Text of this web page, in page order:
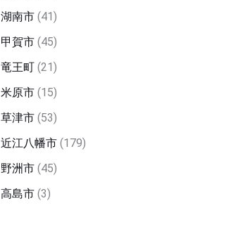
湖南市 (41)
甲賀市 (45)
竜王町 (21)
米原市 (15)
草津市 (53)
近江八幡市 (179)
野洲市 (45)
高島市 (3)